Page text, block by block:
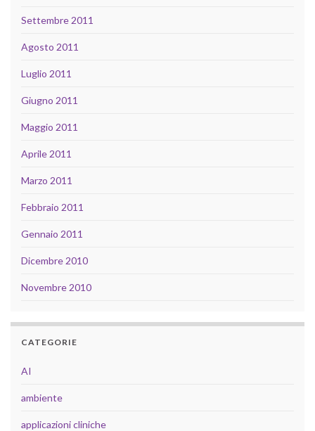
Settembre 2011
Agosto 2011
Luglio 2011
Giugno 2011
Maggio 2011
Aprile 2011
Marzo 2011
Febbraio 2011
Gennaio 2011
Dicembre 2010
Novembre 2010
CATEGORIE
AI
ambiente
applicazioni cliniche